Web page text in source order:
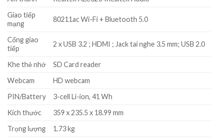
Giao tiếp
mạng
80211ac Wi-Fi + Bluetooth 5.0
Cổng giao
tiếp
2 x USB 3.2 ; HDMI ; Jack tai nghe 3.5 mm; USB 2.0
Khe thẻ nhớ
SD Card reader
Webcam
HD webcam
PIN/Battery
3-cell Li-ion, 41 Wh
Kích thước
359 x 235.5 x 18.99 mm
Trọng lượng
1.73 kg